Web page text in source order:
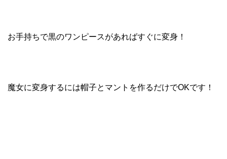
お手持ちで黒のワンピースがあればすぐに変身！
魔女に変身するには帽子とマントを作るだけでOKです！